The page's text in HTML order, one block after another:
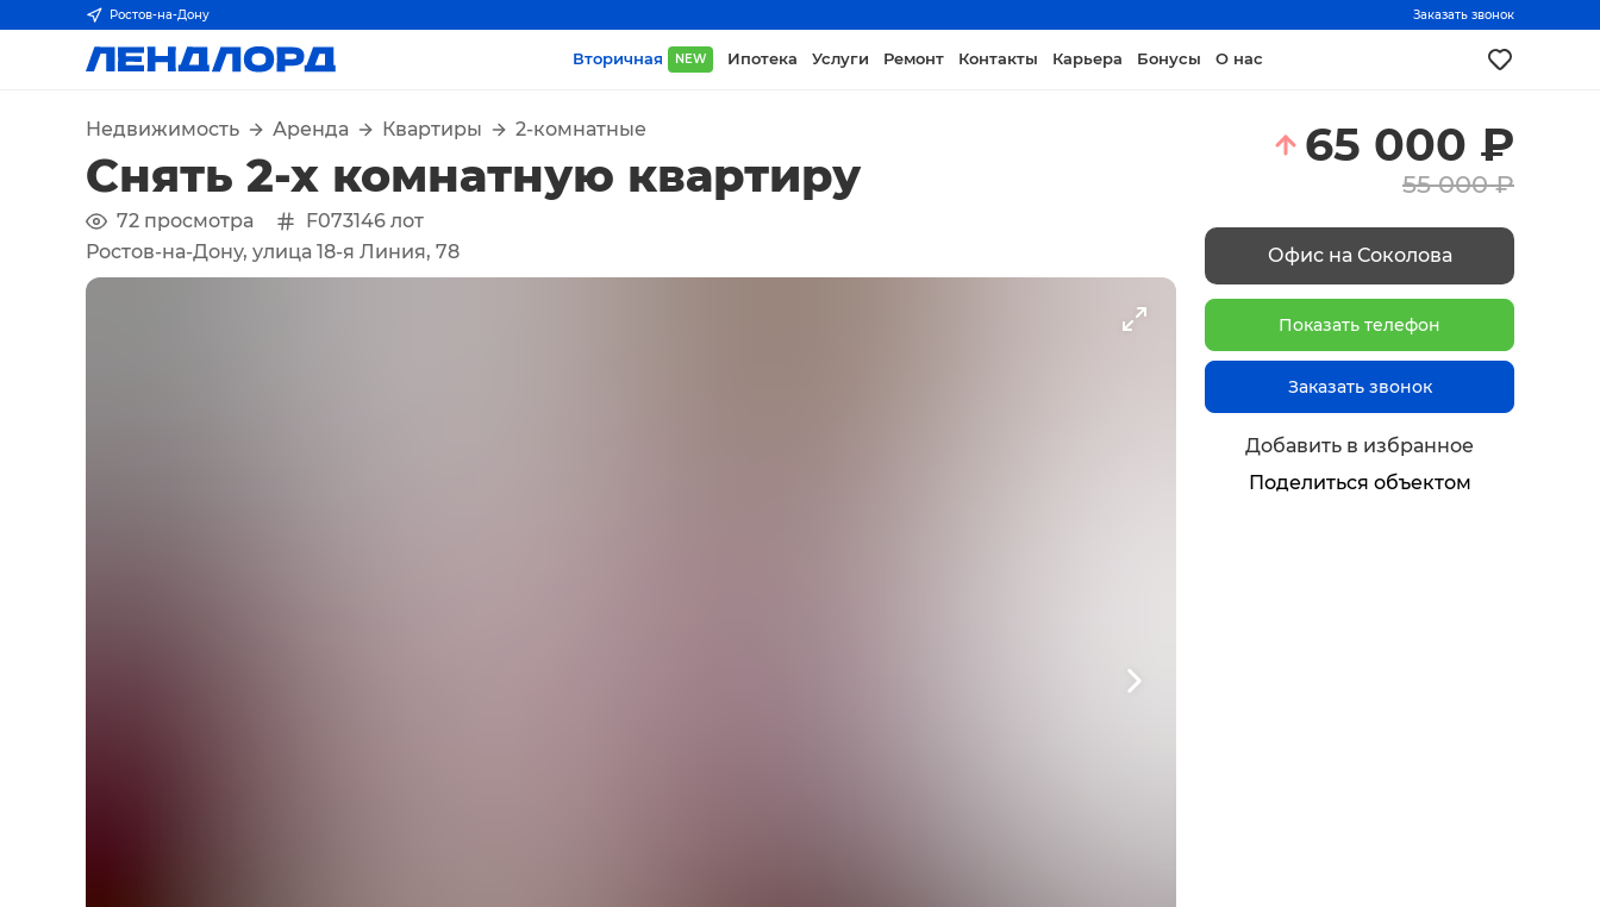
Ростов-на-Дону Заказать звонок
Вторичная NEW Ипотека Услуги Ремонт Контакты Карьера Бонусы О нас
Недвижимость Аренда Квартиры 2-комнатные
Снять 2-х комнатную квартиру
72 просмотра F073146 лот
Ростов-на-Дону, улица 18-я Линия, 78
65 000 ₽
55 000 ₽
Офис на Соколова
Показать телефон
Заказать звонок
Добавить в избранное
Поделиться объектом